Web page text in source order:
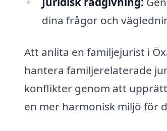
dina frågor och
Att anlita en familjejurist i
hantera familjerelaterade
konflikter genom att
en mer harmonisk miljö för